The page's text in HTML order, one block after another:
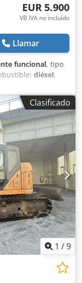
EUR 5.900
VB IVA no incluído
Llamar
funcional, tipo
diésel,
de ejes:
1977,
en buen estado
Clasificado
1 /9